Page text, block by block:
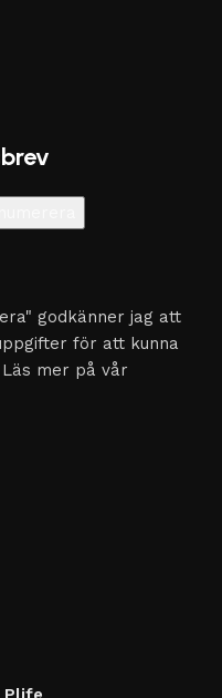
godkänner jag att
för att kunna
mer på vår